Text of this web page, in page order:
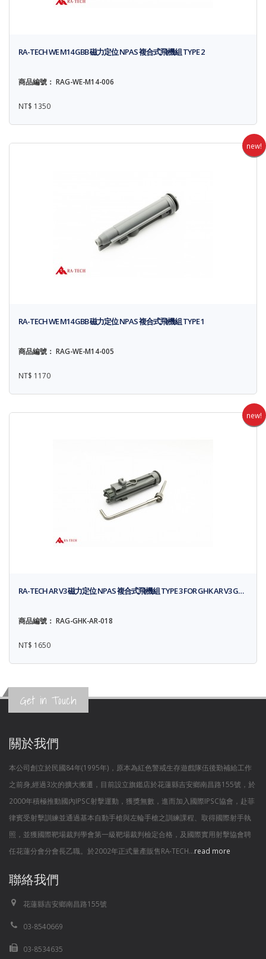
RA-TECH WE M14 GBB 磁力定位 NPAS 複合式飛機組 TYPE 2
商品編號： RAG-WE-M14-006
NT$ 1350
new!
RA-TECH WE M14 GBB 磁力定位 NPAS 複合式飛機組 TYPE 1
商品編號： RAG-WE-M14-005
NT$ 1170
new!
RA-TECH AR V3 磁力定位 NPAS 複合式飛機組 TYPE 3 FOR GHK AR V3 G…
商品編號： RAG-GHK-AR-018
NT$ 1650
Get in Touch
關於我們
本公司創立於民國84年(1995年)，原本為紅色警戒生存遊戲隊伍後勤補給工作
之前身,經過3次的擴大搬遷，目前設立旗鑑店於花蓮縣吉安鄉南昌路155號，於
2000年積極推動國內IPSC射擊運動，獲獎無數，進而加入國際IPSC協會，赴菲
律賓受射擊訓練並通過基本自動手槍與左輪手槍之訓練課程、取得國際射手執
照，並獲國際靶場裁判學會第一級靶場裁判檢定合格，及國際實用射擊協會聘
任花蓮分會分會長乙職。於2002年正式量產販售RA-TECH...read more
聯絡我們
花蓮縣吉安鄉南昌路155號
03-8540669
03-8534635